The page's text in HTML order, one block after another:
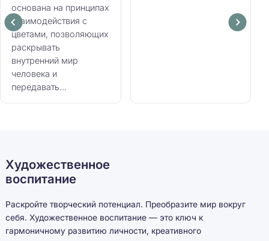
основана на принципах
взаимодействия с
цветами, позволяющих
раскрывать
внутренний мир
человека и
передавать...
Художественное
воспитание
Раскройте творческий потенциал. Преобразите мир вокруг
себя. Художественное воспитание — это ключ к
гармоничному развитию личности, креативного